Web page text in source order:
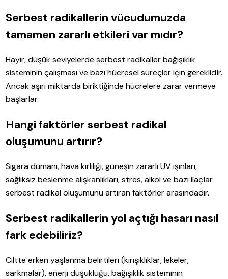
Serbest radikallerin vücudumuzda
tamamen zararlı etkileri var mıdır?
Hayır, düşük seviyelerde serbest radikaller bağışıklık
sisteminin çalışması ve bazı hücresel süreçler için gereklidir.
Ancak aşırı miktarda biriktiğinde hücrelere zarar vermeye
başlarlar.
Hangi faktörler serbest radikal
oluşumunu artırır?
Sigara dumanı, hava kirliliği, güneşin zararlı UV ışınları,
sağlıksız beslenme alışkanlıkları, stres, alkol ve bazı ilaçlar
serbest radikal oluşumunu artıran faktörler arasındadır.
Serbest radikallerin yol açtığı hasarı nasıl
fark edebiliriz?
Ciltte erken yaşlanma belirtileri (kırışıklıklar, lekeler,
sarkmalar), enerji düşüklüğü, bağışıklık sisteminin